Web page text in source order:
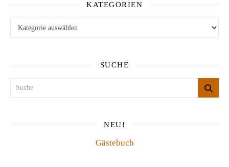
KATEGORIEN
SUCHE
NEU!
Gästebuch